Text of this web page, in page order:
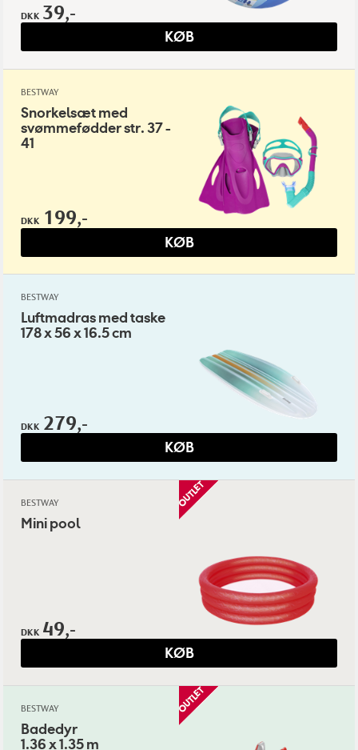
DKK 39,-
KØB
BESTWAY
Snorkelsæt med
svømmefødder str. 37 -
41
DKK 199,-
KØB
BESTWAY
Luftmadras med taske
178 x 56 x 16.5 cm
DKK 279,-
KØB
BESTWAY
Mini pool
DKK 49,-
KØB
BESTWAY
Badedyr
1.36 x 1.35 m